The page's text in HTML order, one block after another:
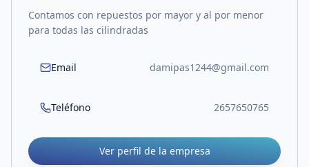
Contamos con repuestos por mayor y al por menor
para todas las cilindradas
Email damipas1244@gmail.com
Teléfono 2657650765
Ver perfil de la empresa